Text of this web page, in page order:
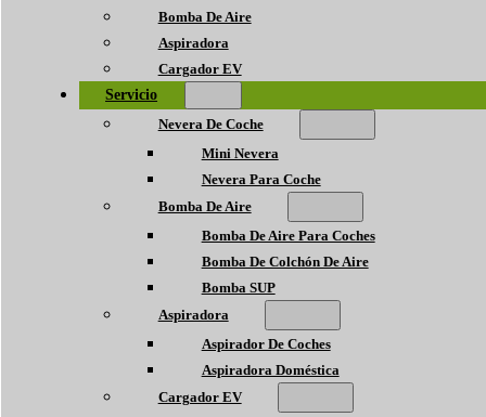
Bomba De Aire
Aspiradora
Cargador EV
Servicio
Nevera De Coche
Mini Nevera
Nevera Para Coche
Bomba De Aire
Bomba De Aire Para Coches
Bomba De Colchón De Aire
Bomba SUP
Aspiradora
Aspirador De Coches
Aspiradora Doméstica
Cargador EV